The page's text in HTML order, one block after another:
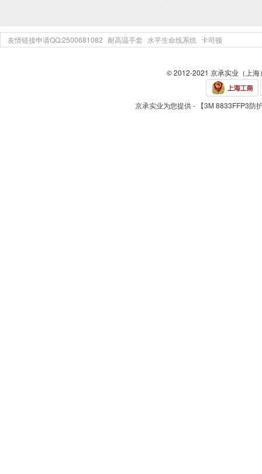
友情链接申请QQ:2500681082 耐高温手套 水平生命线系统 卡司顿
© 2012-2021 京承实业（上
京承实业为您提供 - 【3M 8833FFP3防